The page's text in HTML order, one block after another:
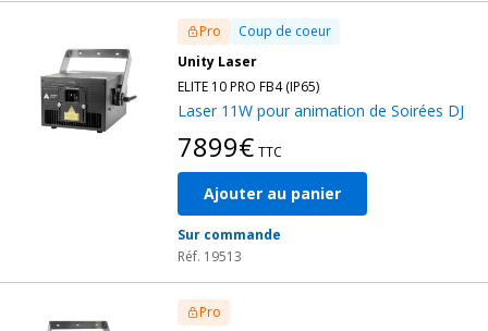
Pro
Coup de coeur
Unity Laser
ELITE 10 PRO FB4 (IP65)
Laser 11W pour animation de Soirées DJ
7899€ TTC
Ajouter au panier
Sur commande
Réf. 19513
Pro